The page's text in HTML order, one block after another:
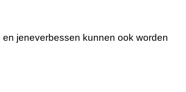
jeneverbessen kunnen ook worden